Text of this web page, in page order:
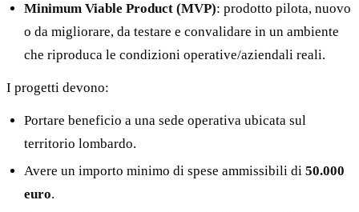
Minimum Viable Product (MVP): prodotto pilota, nuovo
o da migliorare, da testare e convalidare in un ambiente
che riproduca le condizioni operative/aziendali reali.
I progetti devono:
Portare beneficio a una sede operativa ubicata sul
territorio lombardo.
Avere un importo minimo di spese ammissibili di50.000
euro.